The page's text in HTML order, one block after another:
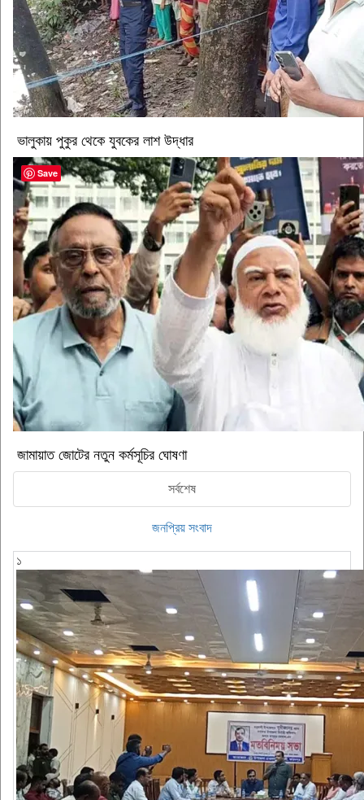
ভালুকায় পুকুর থেকে যুবকের লাশ উদ্ধার
জামায়াত জোটের নতুন কর্মসূচির ঘোষণা
সর্বশেষ
জনপ্রিয় সংবাদ
১
Save